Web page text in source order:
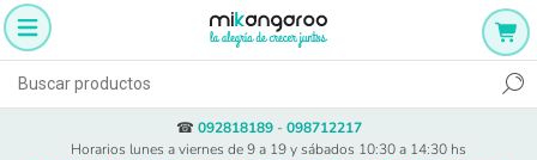
☎ 092818189- 098712217
Horarios lunes a viernes de 9 a 19 y sábados 10:30 a 14:30 hs